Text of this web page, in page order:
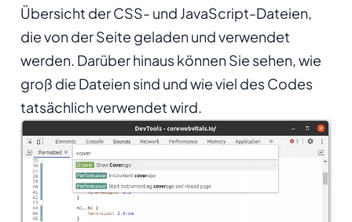
Übersicht der CSS- und JavaScript-Dateien,
die von der Seite geladen und verwendet
werden. Darüber hinaus können Sie sehen, wie
groß die Dateien sind und wie viel des Codes
tatsächlich verwendet wird.